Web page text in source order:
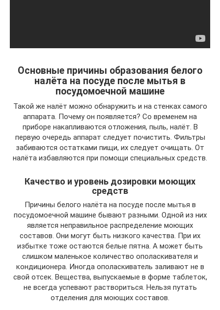
Основные причины образования белого
налёта на посуде после мытья в
посудомоечной машине
Такой же налёт можно обнаружить и на стенках самого
аппарата. Почему он появляется? Со временем на
приборе накапливаются отложения, пыль, налёт. В
первую очередь аппарат следует почистить. Фильтры
забиваются остатками пищи, их следует очищать. От
налёта избавляются при помощи специальных средств.
Качество и уровень дозировки моющих
средств
Причины белого налёта на посуде после мытья в
посудомоечной машине бывают разными. Одной из них
является неправильное распределение моющих
составов. Они могут быть низкого качества. При их
избытке тоже остаются белые пятна. А может быть
слишком маленькое количество ополаскивателя и
кондиционера. Иногда ополаскиватель заливают не в
свой отсек. Вещества, выпускаемые в форме таблеток,
не всегда успевают раствориться. Нельзя путать
отделения для моющих составов.